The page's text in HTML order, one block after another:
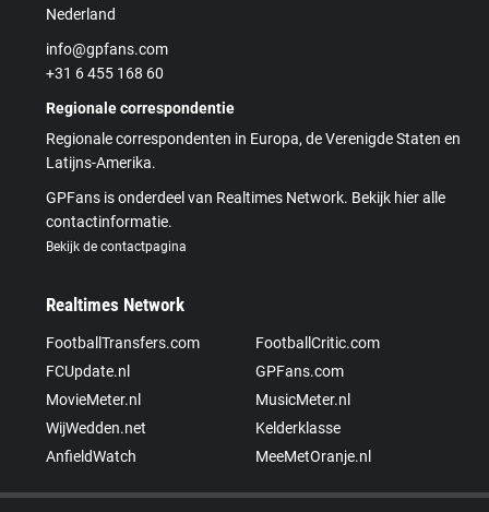
Nederland
info@gpfans.com
+31 6 455 168 60
Regionale correspondentie
Regionale correspondenten in Europa, de Verenigde Staten en
Latijns-Amerika.
GPFans is onderdeel van Realtimes Network. Bekijk hier alle
contactinformatie.
Bekijk de contactpagina
Realtimes Network
FootballTransfers.com
FootballCritic.com
FCUpdate.nl
GPFans.com
MovieMeter.nl
MusicMeter.nl
WijWedden.net
Kelderklasse
AnfieldWatch
MeeMetOranje.nl